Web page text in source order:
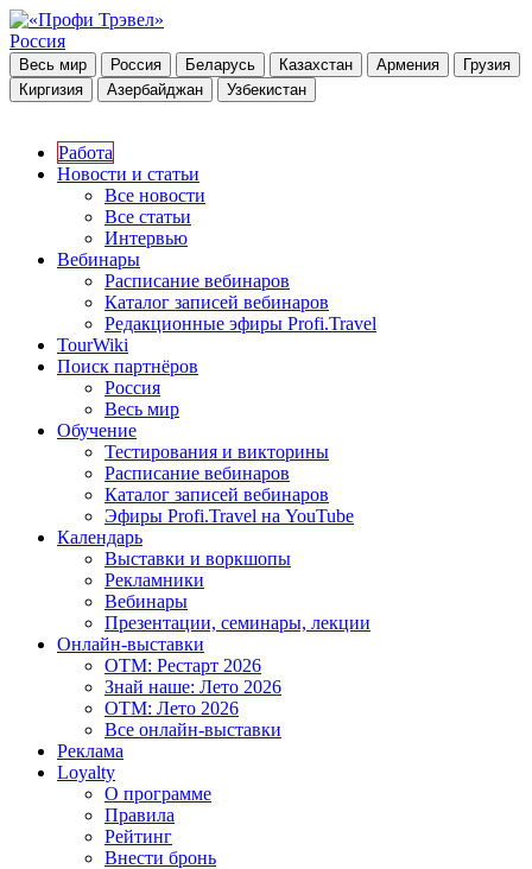
Россия
Весь мир Россия Беларусь Казахстан Армения
Грузия
Киргизия
Азербайджан Узбекистан
Работа
Новости и статьи
Все новости
Все статьи
Интервью
Вебинары
Расписание вебинаров
Каталог записей вебинаров
Редакционные эфиры Profi.Travel
TourWiki
Поиск партнёров
Россия
Весь мир
Обучение
Тестирования и викторины
Расписание вебинаров
Каталог записей вебинаров
Эфиры Profi.Travel на YouTube
Календарь
Выставки и воркшопы
Рекламники
Вебинары
Презентации, семинары, лекции
Онлайн-выставки
OTM: Рестарт 2026
Знай наше: Лето 2026
OTM: Лето 2026
Все онлайн-выставки
Реклама
Loyalty
О программе
Правила
Рейтинг
Внести бронь